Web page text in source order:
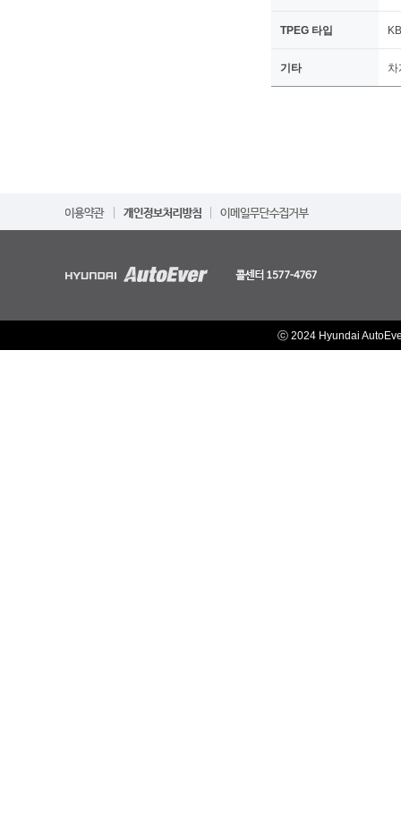
TPEG 타입
기타 차
ⓒ 2024 Hyundai